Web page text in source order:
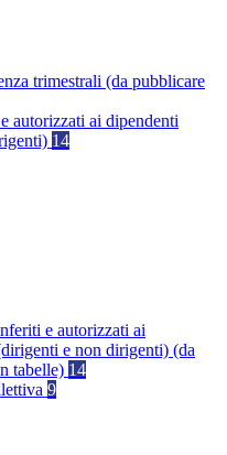
trimestrali (da pubblicare
autorizzati ai dipendenti
14
e autorizzati ai
e non dirigenti) (da
tabelle) 14
9